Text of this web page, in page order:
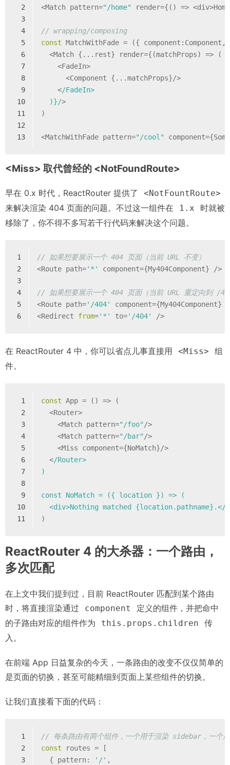
2
3
4
5
6
7
8
9
10
11
12
13
<Match pattern="/home" render={() =>
// wrapping/composing
const MatchWithFade = ({
  <Match {...rest} render={(matchProps) => (
    <FadeIn>
      <Component {...matchProps}/>
    <
/FadeIn>
  )}/
>
)
<MatchWithFade pattern="/cool"
<Miss> 取代曾经的 <NotFoundRoute>
早在 0.x 时代，ReactRouter 提供了 <NotFountRoute>
来解决渲染 404 页面的问题。不过这一组件在 1.x
时就被
移除了，你不得不多写若干行代码来解决这个问题。
1
2
3
4
5
6
// 如果想要展示一个 404 页面（当前 URL 不变）
<Route path='*' component={My404Component} />
// 如果想要展示一个 404 页面（当前 URL 重定向到 /
<Route path='/404'
component={My404Component}
<Redirect from='*' to='/404' />
在 ReactRouter 4 中，你可以省点儿事直接用 <Miss>
组
件。
1
2
3
4
5
6
7
8
9
10
11
const App = () => (
  <Router>
    <Match pattern=
"/foo" />
    <Match pattern=
"/bar" />
    <Miss component={NoMatch}/>
  <
/Router>
)
const NoMatch = ({ location }) => (
  <div>Nothing matched {location.pathname}.</
)
ReactRouter 4 的大杀器：一个路由，
多次匹配
在上文中我们提到过，目前 ReactRouter 匹配到某个路由
时，将直接渲染通过
component
定义的组件，并把命中
的子路由对应的组件作为
this.props.children
传
入。
在前端 App 日益复杂的今天，一条路由的改变不仅仅简单的
是页面的切换，甚至可能精细到页面上某些组件的切换。
让我们直接看下面的代码：
1
2
3
// 每条路由有两个组件，一个用于渲染 sidebar，一个用
const routes = [
  {
pattern : '/' ,